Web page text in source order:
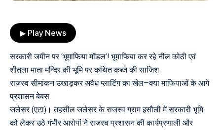
▶ Play News
सरकारी जमीन पर ‘भूमाफिया मॉडल’! भूमाफिया कर रहे नील कोठी एवं
शीतला माता मन्दिर की भूमि पर कथित कब्जे की साजिश
राजस्व सीमांकन उखाड़कर अवैध प्लाटिंग का खेल—क्या माफियाओं के आगे
प्रशासन बेबस
जलेसर (एटा)। तहसील जलेसर के राजस्व ग्राम इसौली में सरकारी भूमि
को लेकर उठे गंभीर आरोपों ने राजस्व प्रशासन की कार्यप्रणाली और